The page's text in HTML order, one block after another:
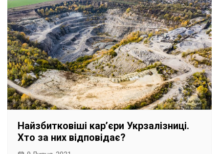
Найзбитковіші кар’єри Укрзалізниці.
Хто за них відповідає?